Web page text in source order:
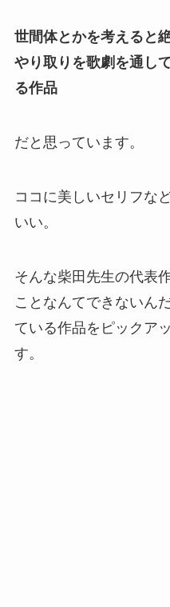
世間体とかを考えると
やり取りを歌劇を通し
る作品
だと思っています。
ココに美しいセリフな
いい。
そんな柴田先生の代表
ことなんてできないん
ている作品をピックア
す。